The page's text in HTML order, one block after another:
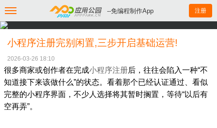
--免编程制作App 注册
小程序注册完别闲置,三步开启基础运营!
2026-03-26 18:10
很多商家或创作者在完成小程序注册后，往往会陷入一种“不
知道接下来该做什么”的状态。看着那个已经认证通过、看似
完整的小程序界面，不少人选择将其暂时搁置，等待“以后有
空再弄”。